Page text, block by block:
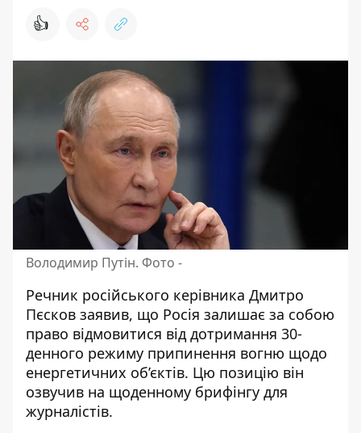
👍
Володимир Путін. Фото -
Речник російського керівника Дмитро
Пєсков заявив, що Росія залишає за собою
право відмовитися від дотримання 30-
денного режиму припинення вогню щодо
енергетичних об’єктів. Цю позицію він
озвучив на щоденному брифінгу для
журналістів.